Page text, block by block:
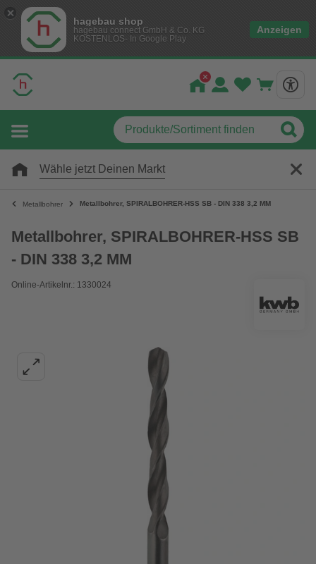
hagebau shop
hagebau connect GmbH & Co. KG
KOSTENLOS- In Google Play
Anzeigen
Wähle jetzt Deinen Markt
Metallbohrer Metallbohrer, SPIRALBOHRER-HSS SB - DIN 338 3,2 MM
Metallbohrer, SPIRALBOHRER-HSS SB
- DIN 338 3,2 MM
Online-Artikelnr.: 1330024